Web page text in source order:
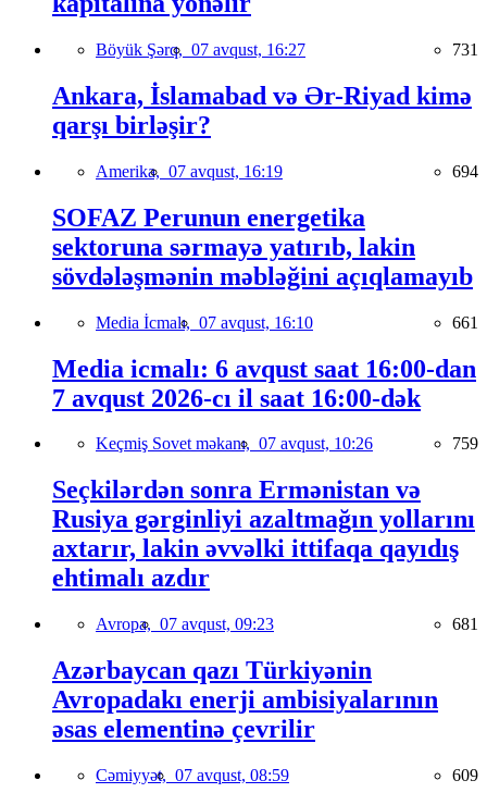
Böyük Şərq, 07 avqust, 16:27 731
Ankara, İslamabad və Ər-Riyad kimə
qarşı birləşir?
Amerika, 07 avqust, 16:19 694
SOFAZ Perunun energetika
sektoruna sərmayə yatırıb, lakin
sövdələşmənin məbləğini açıqlamayıb
Media İcmalı, 07 avqust, 16:10 661
Media icmalı: 6 avqust saat 16:00-dan
7 avqust 2026-cı il saat 16:00-dək
Keçmiş Sovet məkanı, 07 avqust, 10:26 759
Seçkilərdən sonra Ermənistan və
Rusiya gərginliyi azaltmağın yollarını
axtarır, lakin əvvəlki ittifaqa qayıdış
ehtimalı azdır
Avropa, 07 avqust, 09:23 681
Azərbaycan qazı Türkiyənin
Avropadakı enerji ambisiyalarının
əsas elementinə çevrilir
Cəmiyyət, 07 avqust, 08:59 609